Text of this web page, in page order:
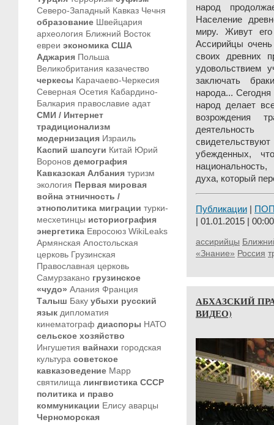
Северо-Западный Кавказ Чечня
образование Швейцария
археология Ближний Восток
евреи экономика США
Аджария Польша
Великобритания казачество
черкесы Карачаево-Черкесия
Северная Осетия Кабардино-
Балкария православие адат
СМИ / Интернет
традиционализм
модернизация Израиль
Каспий шапсуги Китай Юрий
Воронов демография
Кавказская Албания туризм
экология Первая мировая
война этничность /
этнополитика миграции турки-
месхетинцы историография
энергетика Евросоюз WikiLeaks
Армянская Апостольская
церковь Грузинская
Православная церковь
Самурзакано грузинское
«чудо» Алания Франция
Талыш Баку убыхи русский
язык дипломатия
кинематограф диаспоры НАТО
сельское хозяйство
Ингушетия вайнахи городская
культура советское
кавказоведение Марр
святилища лингвистика СССР
политика и право
коммуникации Елису аварцы
Черноморская
народ
Население
миру. Живут
Ассирийцы очень
своих древних
удовольствием
заключать
народа... Сегодня
народ делает
возрождения
убежденных,
духа, который
Публикации
| 01.01.2015 | 00:00
ассирийцы
«Знание» Россия
АБХАЗСКИЙ
ВИДЕО)